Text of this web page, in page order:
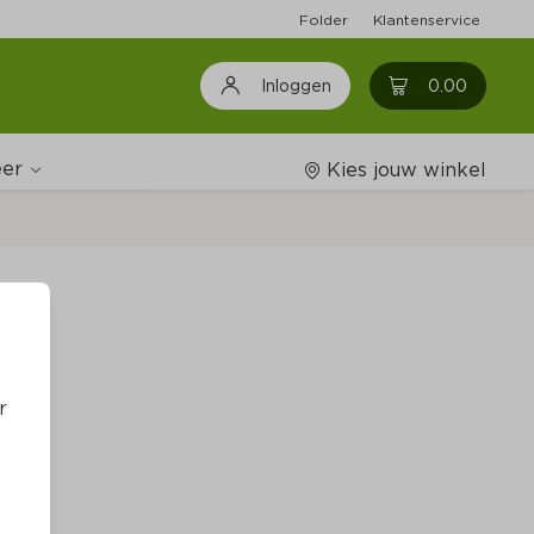
Folder Klantenservice
Inloggen 0.00 0
Kies jouw winkel